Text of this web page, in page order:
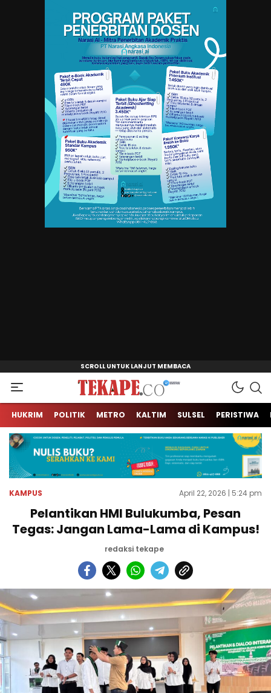
Tekape.co
Jendela Informasi Kita
HUKRIM POLITIK METRO KALTIM SULSEL PERISTIWA
KAMPUS April 22, 2026 | 5:24 pm
Pelantikan HMI Bulukumba, Pesan
Tegas: Jangan Lama-Lama di Kampus!
redaksi tekape